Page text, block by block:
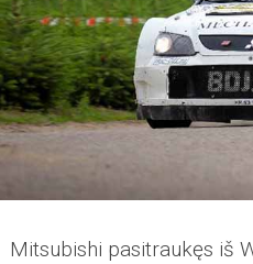
Mitsubishi pasitraukęs iš